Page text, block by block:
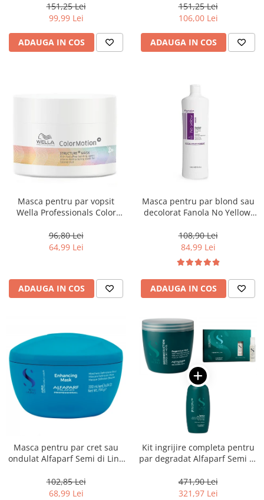
151,25 Lei
99,99 Lei
ADAUGA IN COS
151,25 Lei
106,00 Lei
ADAUGA IN COS
Masca pentru par vopsit
Wella Professionals Color
96,80 Lei
64,99 Lei
ADAUGA IN COS
Masca pentru par blond sau
decolorat Fanola No Yellow,
108,90 Lei
84,99 Lei
ADAUGA IN COS
Masca pentru par cret sau
ondulat Alfaparf Semi di Lino
102,85 Lei
68,99 Lei
Kit ingrijire completa pentru
par degradat Alfaparf Semi di
Reparative, Salon Size
471,90 Lei
321,97 Lei